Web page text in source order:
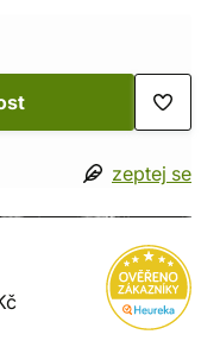
zeptej se